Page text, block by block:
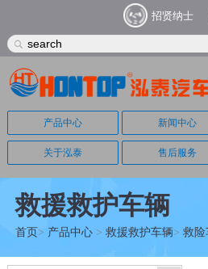
招贤纳士
产品中心 新闻中心
关于泓泰 售后服务
救援救护车辆
首页> 产品中心> 救援救护车辆> 救险